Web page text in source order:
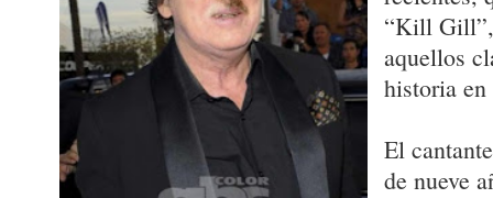
“Kill
aquellos
historia
El
de nueve